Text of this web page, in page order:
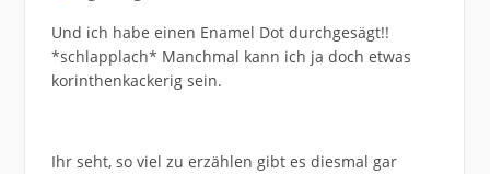
Und ich habe einen Enamel Dot durchgesägt!!
*schlapplach* Manchmal kann ich ja doch etwas
korinthenkackerig sein.
Ihr seht, so viel zu erzählen gibt es diesmal gar